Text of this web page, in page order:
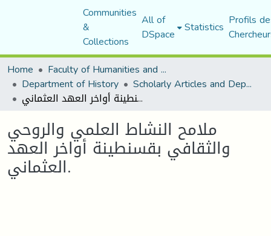
Communities
&
Collections
All of
DSpace Statistics Profils
Home
Faculty of Humanities and Social Sciences
Department of History Scholarly Articles and Department Publications
ملامح النشاط العلمي والروحي والثقافي بقسنطينة أواخر العهد العثماني.
ملامح النشاط العلمي والروحي
والثقافي بقسنطينة أواخر العهد
العثماني.